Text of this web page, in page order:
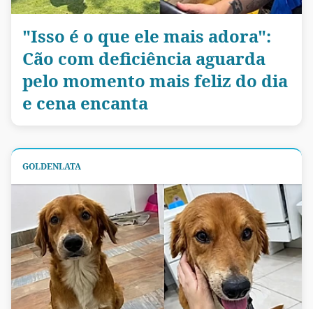
"Isso é o que ele mais adora":
Cão com deficiência aguarda
pelo momento mais feliz do dia
e cena encanta
GOLDENLATA